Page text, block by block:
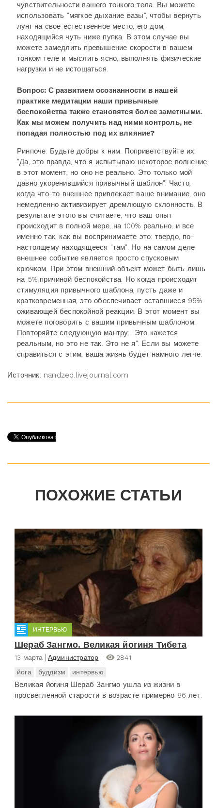
чувствительности вашего тонкого тела. Вы можете
использовать "мягкое дыхание вазы", чтобы вернуть
лунг на свое естественное место, его дом,
находящийся чуть ниже пупка. В этом случае вы
можете замедлить превышение скорости в вашем
тонком теле и мыслить ясно, выполнять физические
нагрузки и не истощаться.
Вопрос: С развитием осознанности в нашей
практике медитации наши привычные
беспокойства также становятся более заметными.
Как мы можем получить над ними контроль, не
попадая полностью под их влияние?
Ринпоче: Будьте добры к ним. Поприветствуйте их:
"Да, это правда, что я испытываю некоторое волнение
в этот момент, но оно не реально. Это только мой
давно укоренившийся привычный шаблон". Часто,
когда что-то внешнее привлекает ваше внимание, оно
немедленно активизирует дремлющую склонность. В
результате этого вы считаете, что ваш опыт
происходит в полной мере, на 100% реально, и все
именно так, как вы воспринимаете это: твердо, по-
настоящему находящееся "там". Но на самом деле
внешнее событие является просто спусковым
крючком. При этом внешний объект может быть лишь
на 5% причиной беспокойства. Но когда происходит
стимуляция привычного шаблона, пусть даже и
кратковременная, это обеспечивает оставшиеся 95%
оживающей беспокойной реакции. В этот момент вы
можете поговорить с вашим привычным шаблоном.
Повторяйте следующую мантру: "Это кажется
реальным, но это не так. Это не я". Если вы можете
справиться с этим, ваша жизнь будет намного легче.
Источник: nandzed.livejournal.com
ПОХОЖИЕ СТАТЬИ
ИНТЕРВЬЮ
Шераб Зангмо. Великая йогиня Тибета
13 марта Администратор
2841
йога
буддизм интервью
Великая йогиня Шераб Зангмо ушла из жизни в
просветленной старости в возрасте примерно 86 лет.